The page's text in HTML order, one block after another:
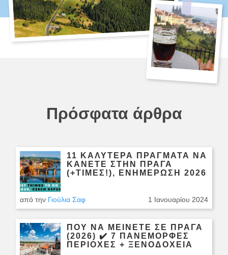
Πρόσφατα άρθρα
11 ΚΑΛΎΤΕΡΑ ΠΡΆΓΜΑΤΑ ΝΑ
ΚΆΝΕΤΕ ΣΤΗΝ ΠΡΆΓΑ
(+ΤΙΜΈΣ!), ΕΝΗΜΈΡΩΣΗ 2026
από την Γιούλια Σαφ 1 Ιανουαρίου 2024
ΠΟΎ ΝΑ ΜΕΊΝΕΤΕ ΣΕ ΠΡΆΓΑ
(2026) ✔️ 7 ΠΑΝΈΜΟΡΦΕΣ
ΠΕΡΙΟΧΈΣ + ΞΕΝΟΔΟΧΕΊΑ